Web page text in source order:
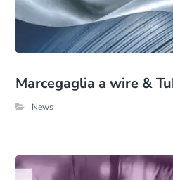
Marcegaglia a wire &
News